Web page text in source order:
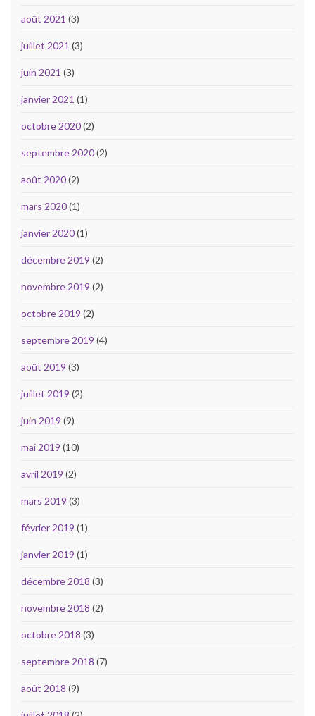
août 2021 (3)
juillet 2021 (3)
juin 2021 (3)
janvier 2021 (1)
octobre 2020(2)
septembre 2020(2)
août 2020(2)
mars 2020(1)
janvier 2020(1)
décembre 2019 (2)
novembre 2019 (2)
octobre 2019 (2)
septembre 2019 (4)
août 2019 (3)
juillet 2019 (2)
juin 2019 (9)
mai 2019 (10)
avril 2019 (2)
mars 2019 (3)
février 2019 (1)
janvier 2019 (1)
décembre 2018 (3)
novembre 2018 (2)
octobre 2018 (3)
septembre 2018 (7)
août 2018 (9)